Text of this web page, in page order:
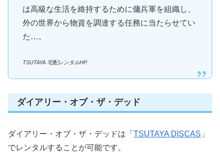
は高級な生活を維持するために傭兵軍を組織し、
外の世界から物資を調達する任務に当たらせてい
た…。
TSUTAYA 宅配レンタルHP
ダイアリー・オブ・ザ・デッド
ダイアリー・オブ・ザ・デッドは「 TSUTAYA DISCAS 」
でレンタルすることが可能です。